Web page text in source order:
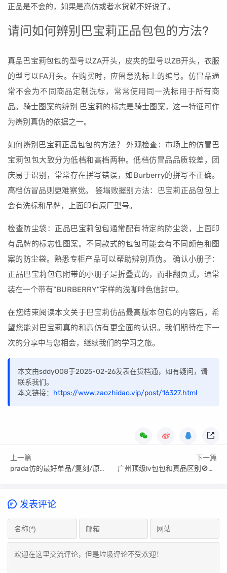
正品是不会的，如果是高仿或者水货就不好说了。
请问如何辨别巴宝莉正品包包的方法?
真品巴宝莉包包的型号以ZA开头，皮夹的型号以ZB开头，衣服
的型号以FA开头。在购买时，应留意洗标上的编号。仿冒品通
常不会为不同商品定制洗标，常常使用同一洗标用于所有商
品。骑士图案的辨别 巴宝莉的标志是骑士图案，这一特征可作
为辨别真伪的依据之一。
如何辨别巴宝莉正品包包的方法？ 外观检查：市场上的仿冒巴
宝莉包包大致分为低档和高档两种。低档仿冒品品质较差，团
庆易于识别，常常存在拼写错误，如Burberry的拼写不正确。
高档仿冒品则更难察觉。 鉴塌败握别方法：巴宝莉正品包包上
会有洗标和吊牌，上面印有原厂型号。
检查防尘袋：正品巴宝莉包包通常配有特定的防尘袋，上面印
有品牌的标志性图案。不同款式的包包可能会有不同颜色和图
案的防尘袋。熟悉专柜产品可以帮助辨别真伪。 确认小册子：
正品巴宝莉包包附带的小册子是折叠式的，而非翻页式，通常
装在一个带有“BURBERRY”字样的浅咖啡色信封中。
在您结束阅读本文关于巴宝莉仿品最高版本包包的内容后，希
望您能对巴宝莉真的和高仿有更全面的认识。我们期待在下一
次的分享中与您相会，继续我们的学习之旅。
本文由sddy008于2025-02-26发表在货档通，如有疑问，请
联系我们。
本文链接： https://www.zaozhidao.vip/post/16327.html
上一篇
prada仿的最好单品/复刻/原单的秘密
下一篇
广州顶级lv包包和真品区别🚫警惕!你识破了几个?
发表评论